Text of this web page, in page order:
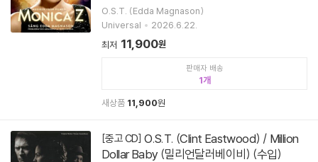
O.S.T. (Edda Magnason)
Universal
2026.6.22.
최저 11,900원
판매자 배송
1
새상품 11,900원
[중고 CD] O.S.T. (Clint Eastwood) / Million
Dollar Baby (밀리언달러베이비) (수입)